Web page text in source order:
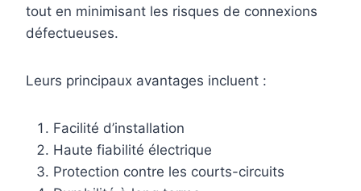
tout en minimisant les risques de connexions
défectueuses.
Leurs principaux avantages incluent :
Facilité d’installation
Haute fiabilité électrique
Protection contre les courts-circuits